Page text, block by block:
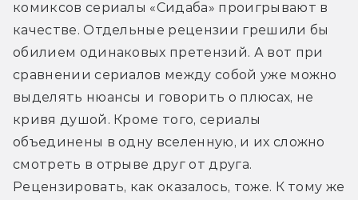
комиксов сериалы «Сидаба» проигрывают в
качестве. Отдельные рецензии грешили бы
обилием одинаковых претензий. А вот при
сравнении сериалов между собой уже можно
выделять нюансы и говорить о плюсах, не
кривя душой. Кроме того, сериалы
объединены в одну вселенную, и их сложно
смотреть в отрыве друг от друга.
Рецензировать, как оказалось, тоже. К тому же